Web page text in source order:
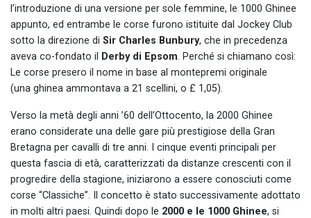
l’introduzione di una versione per sole femmine, le 1000 Ghinee
appunto, ed entrambe le corse furono istituite dal Jockey Club
sotto la direzione di Sir Charles Bunbury, che in precedenza
aveva co-fondato il
Derby di Epsom. Perché si chiamano così:
Le corse presero il nome in base al montepremi originale
(una ghinea ammontava a 21 scellini, o £ 1,05).
Verso la metà degli anni ’60 dell’Ottocento, la 2000 Ghinee
erano considerate una delle gare più prestigiose della Gran
Bretagna per cavalli di tre anni. I cinque eventi principali per
questa fascia di età, caratterizzati da distanze crescenti con il
progredire della stagione, iniziarono a essere conosciuti come
corse “Classiche”. Il concetto è stato successivamente adottato
in molti altri paesi. Quindi dopo le 2000 e le 1000 Ghinee, si